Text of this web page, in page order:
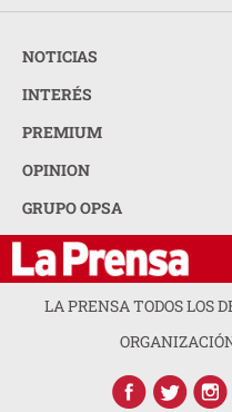
NOTICIAS
INTERÉS
PREMIUM
OPINION
GRUPO OPSA
LA PRENSA TODOS LOS